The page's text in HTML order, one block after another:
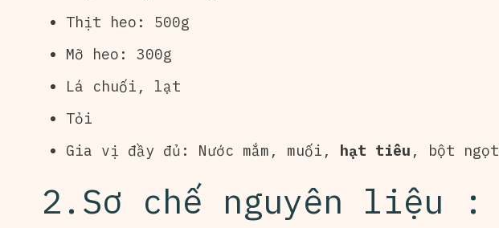
Thịt heo: 500g
Mỡ heo: 300g
Lá chuối, lạt
Tỏi
Gia vị đầy đủ: Nước mắm, muối,
hạt tiêu , bột ngọt
2.Sơ chế nguyên liệu :